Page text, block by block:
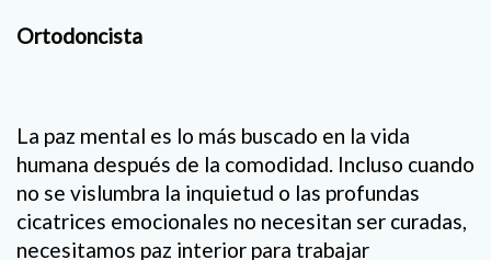
Ortodoncista
La paz mental es lo más buscado en la vida
humana después de la comodidad. Incluso cuando
no se vislumbra la inquietud o las profundas
cicatrices emocionales no necesitan ser curadas,
necesitamos paz interior para trabajar